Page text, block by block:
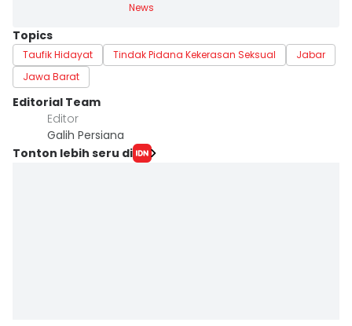
News
Topics
Taufik Hidayat Tindak Pidana Kekerasan Seksual
Jabar
Jawa Barat
Editorial Team
Editor
Galih Persiana
Tonton lebih seru di